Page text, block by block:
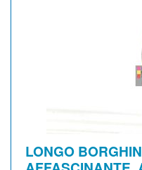
LONGO